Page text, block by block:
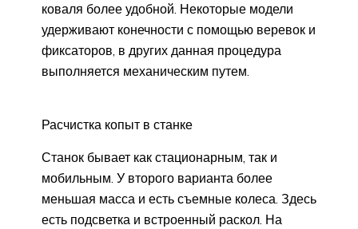
коваля более удобной. Некоторые модели
удерживают конечности с помощью веревок и
фиксаторов, в других данная процедура
выполняется механическим путем.
Расчистка копыт в станке
Станок бывает как стационарным, так и
мобильным. У второго варианта более
меньшая масса и есть съемные колеса. Здесь
есть подсветка и встроенный раскол. На